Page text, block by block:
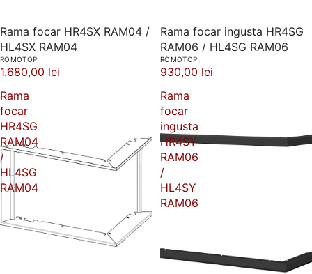
Rama focar HR4SX RAM04 /
HL4SX RAM04
ROMOTOP
1.680,00 lei
Rama focar ingusta HR4SG
RAM06 / HL4SG RAM06
ROMOTOP
930,00 lei
Rama
focar
HR4SG
RAM04
/
HL4SG
RAM04
Rama
focar
ingusta
HR4SY
RAM06
/
HL4SY
RAM06